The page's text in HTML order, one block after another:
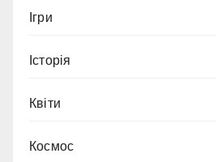
Ігри
Історія
Квіти
Космос